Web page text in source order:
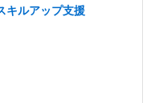
キルアップ支援